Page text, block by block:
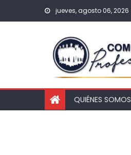
jueves, agosto 06, 2026
QUIÉNES SOMOS